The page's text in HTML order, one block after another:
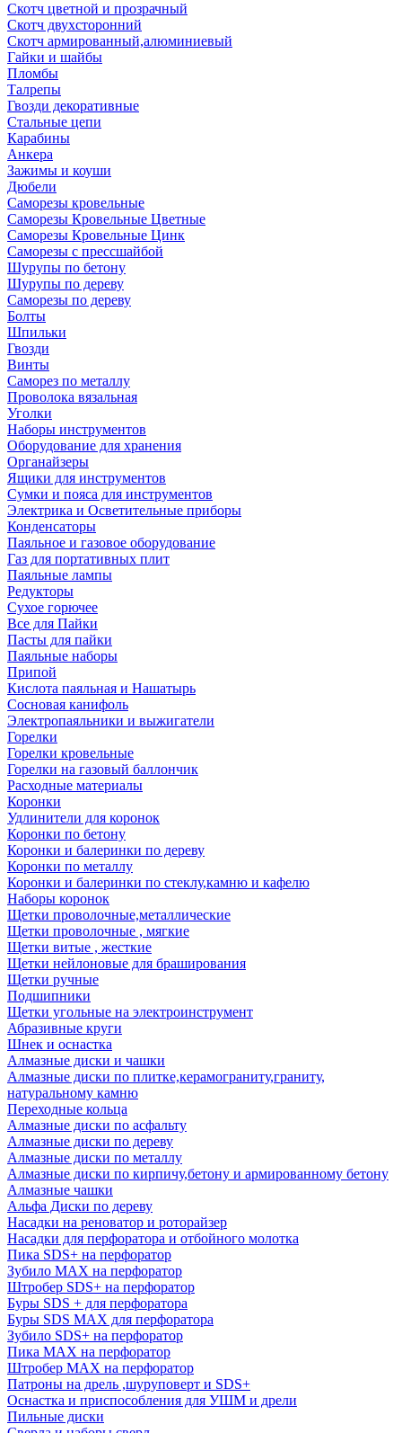
Скотч цветной и прозрачный
Скотч двухсторонний
Скотч армированный,алюминиевый
Гайки и шайбы
Пломбы
Талрепы
Гвозди декоративные
Стальные цепи
Карабины
Анкера
Зажимы и коуши
Дюбели
Саморезы кровельные
Саморезы Кровельные Цветные
Саморезы Кровельные Цинк
Саморезы с прессшайбой
Шурупы по бетону
Шурупы по дереву
Саморезы по дереву
Болты
Шпильки
Гвозди
Винты
Саморез по металлу
Проволока вязальная
Уголки
Наборы инструментов
Оборудование для хранения
Органайзеры
Ящики для инструментов
Сумки и пояса для инструментов
Электрика и Осветительные приборы
Конденсаторы
Паяльное и газовое оборудование
Газ для портативных плит
Паяльные лампы
Редукторы
Сухое горючее
Все для Пайки
Пасты для пайки
Паяльные наборы
Припой
Кислота паяльная и Нашатырь
Сосновая канифоль
Электропаяльники и выжигатели
Горелки
Горелки кровельные
Горелки на газовый баллончик
Расходные материалы
Коронки
Удлинители для коронок
Коронки по бетону
Коронки и балеринки по дереву
Коронки по металлу
Коронки и балеринки по стеклу,камню и кафелю
Наборы коронок
Щетки проволочные,металлические
Щетки проволочные , мягкие
Щетки витые , жесткие
Щетки нейлоновые для браширования
Щетки ручные
Подшипники
Щетки угольные на электроинструмент
Абразивные круги
Шнек и оснастка
Алмазные диски и чашки
Алмазные диски по плитке,керамограниту,граниту,
натуральному камню
Переходные кольца
Алмазные диски по асфальту
Алмазные диски по дереву
Алмазные диски по металлу
Алмазные диски по кирпичу,бетону и армированному бетону
Алмазные чашки
Альфа Диски по дереву
Насадки на реноватор и роторайзер
Насадки для перфоратора и отбойного молотка
Пика SDS+ на перфоратор
Зубило MAX на перфоратор
Штробер SDS+ на перфоратор
Буры SDS + для перфоратора
Буры SDS MAX для перфоратора
Зубило SDS+ на перфоратор
Пика MAX на перфоратор
Штробер MAX на перфоратор
Патроны на дрель ,шуруповерт и SDS+
Оснастка и приспособления для УШМ и дрели
Пильные диски